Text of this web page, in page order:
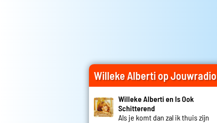
Willeke Alberti op Jouwradio
Willeke Alberti en Is Ook
Schitterend
Als je komt dan zal ik thuis zijn